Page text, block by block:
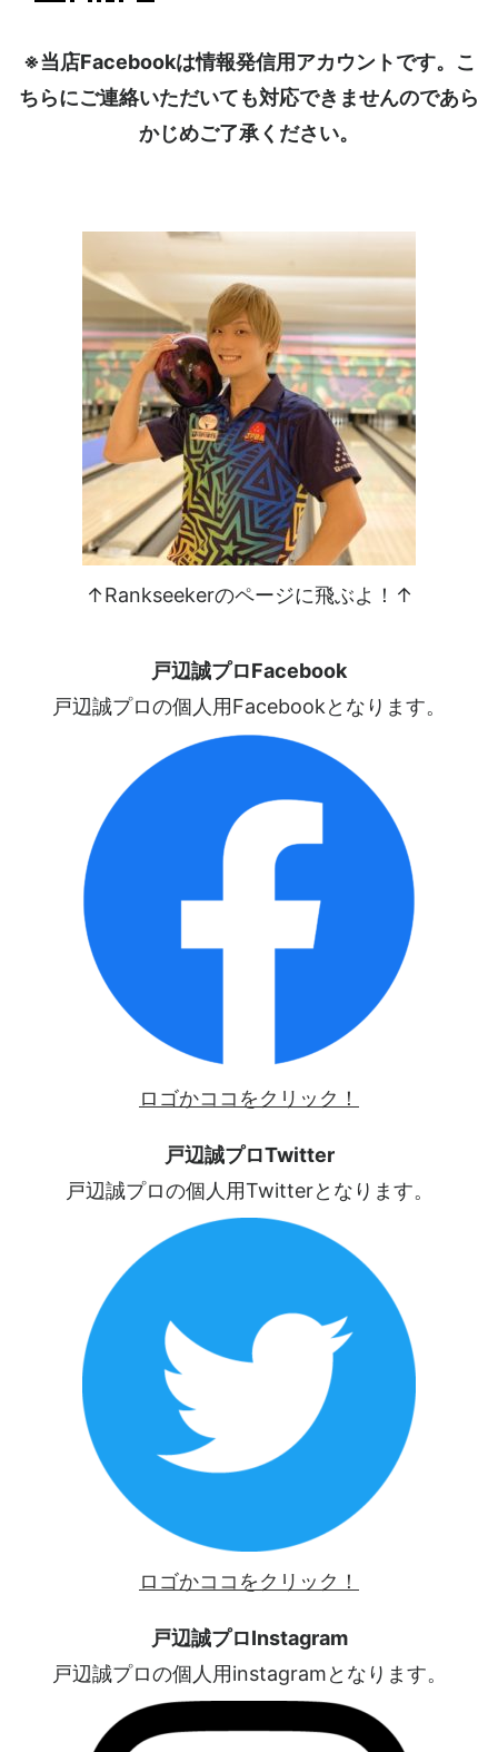
※当店Facebookは情報発信用アカウントです。こ
ちらにご連絡いただいても対応できませんのであら
かじめご了承ください。
↑Rankseekerのページに飛ぶよ！↑
戸辺誠プロFacebook
戸辺誠プロの個人用Facebookとなります。
ロゴかココをクリック！
戸辺誠プロTwitter
戸辺誠プロの個人用Twitterとなります。
ロゴかココをクリック！
戸辺誠プロInstagram
戸辺誠プロの個人用instagramとなります。